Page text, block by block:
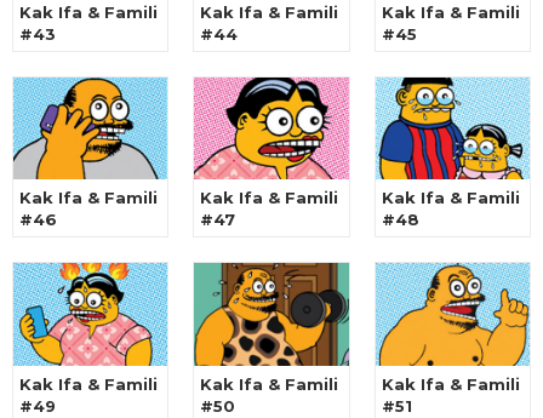
Kak Ifa & Famili
#43
Kak Ifa & Famili
#44
Kak Ifa & Famili
#45
Kak Ifa & Famili
#46
Kak Ifa & Famili
#47
Kak Ifa & Famili
#48
Kak Ifa & Famili
#49
Kak Ifa & Famili
#50
Kak Ifa & Famili
#51